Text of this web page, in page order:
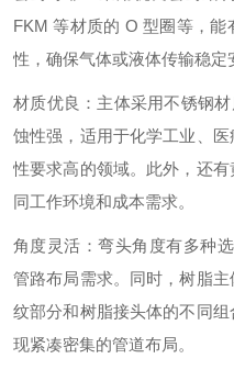
FKM 等材质的 O 型圈等，
性，确保气体或液体传输稳定
材质优良：主体采用不锈钢
蚀性强，适用于化学工业、
性要求高的领域。此外，还
同工作环境和成本需求。
角度灵活：弯头角度有多种
管路布局需求。同时，树脂
纹部分和树脂接头体的不同
现紧凑密集的管道布局。